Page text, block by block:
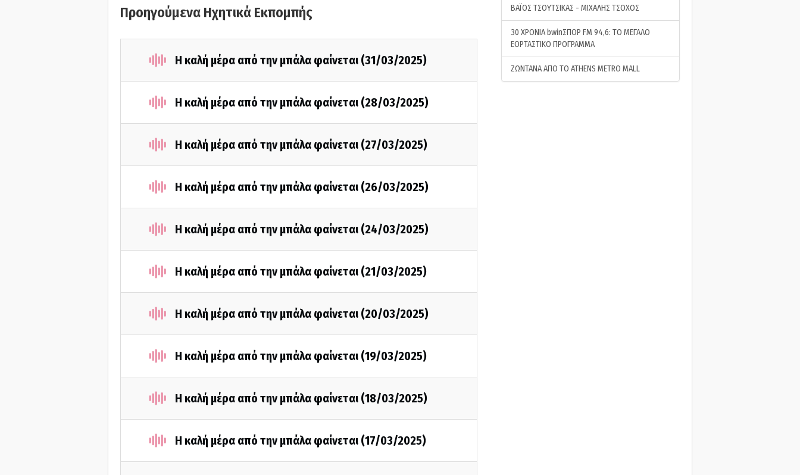
Προηγούμενα Ηχητικά Εκπομπής
Η καλή μέρα από την μπάλα φαίνεται (31/03/2025)
Η καλή μέρα από την μπάλα φαίνεται (28/03/2025)
Η καλή μέρα από την μπάλα φαίνεται (27/03/2025)
Η καλή μέρα από την μπάλα φαίνεται (26/03/2025)
Η καλή μέρα από την μπάλα φαίνεται (24/03/2025)
Η καλή μέρα από την μπάλα φαίνεται (21/03/2025)
Η καλή μέρα από την μπάλα φαίνεται (20/03/2025)
Η καλή μέρα από την μπάλα φαίνεται (19/03/2025)
Η καλή μέρα από την μπάλα φαίνεται (18/03/2025)
Η καλή μέρα από την μπάλα φαίνεται (17/03/2025)
ΒΑΪΟΣ ΤΣΟΥΤΣΙΚΑΣ - ΜΙΧΑΛΗΣ ΤΣΟΧΟΣ
30 ΧΡΟΝΙΑ bwinΣΠΟΡ FM 94,6: ΤΟ ΜΕΓΑΛΟ
ΕΟΡΤΑΣΤΙΚΟ ΠΡΟΓΡΑΜΜΑ
ΖΩΝΤΑΝΑ ΑΠΟ ΤΟ ATHENS METRO MALL